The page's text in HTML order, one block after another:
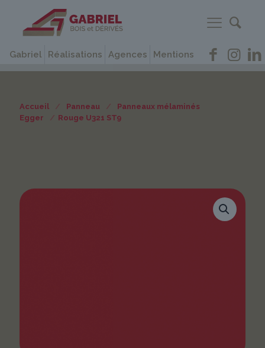
Gabriel Réalisations Agences Mentions
Accueil / Panneau /
Panneaux mélaminés
Egger
/ Rouge U321 ST9